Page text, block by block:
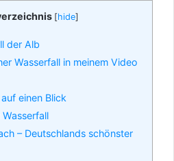
[hide]
der Alb
Wasserfall in meinem Video
einen Blick
– Deutschlands schönster